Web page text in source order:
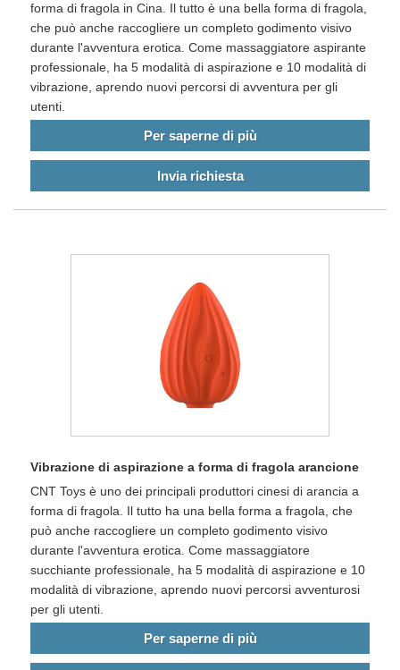
forma di fragola in Cina. Il tutto è una bella forma di fragola,
che può anche raccogliere un completo godimento visivo
durante l'avventura erotica. Come massaggiatore aspirante
professionale, ha 5 modalità di aspirazione e 10 modalità di
vibrazione, aprendo nuovi percorsi di avventura per gli
utenti.
Per saperne di più
Invia richiesta
Vibrazione di aspirazione a forma di fragola arancione
CNT Toys è uno dei principali produttori cinesi di arancia a
forma di fragola. Il tutto ha una bella forma a fragola, che
può anche raccogliere un completo godimento visivo
durante l'avventura erotica. Come massaggiatore
succhiante professionale, ha 5 modalità di aspirazione e 10
modalità di vibrazione, aprendo nuovi percorsi avventurosi
per gli utenti.
Per saperne di più